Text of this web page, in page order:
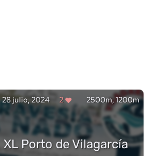
28 julio, 2024 2 2500m, 1200m
XL Porto de Vilagarcía